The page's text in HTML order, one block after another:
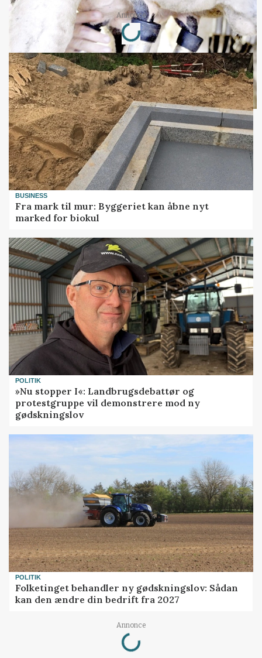
Annonce
Loading...
BUSINESS
Fra mark til mur: Byggeriet kan åbne nyt
marked for biokul
POLITIK
»Nu stopper I«: Landbrugsdebattør og
protestgruppe vil demonstrere mod ny
gødskningslov
POLITIK
Folketinget behandler ny gødskningslov: Sådan
kan den ændre din bedrift fra 2027
Annonce
Loading...